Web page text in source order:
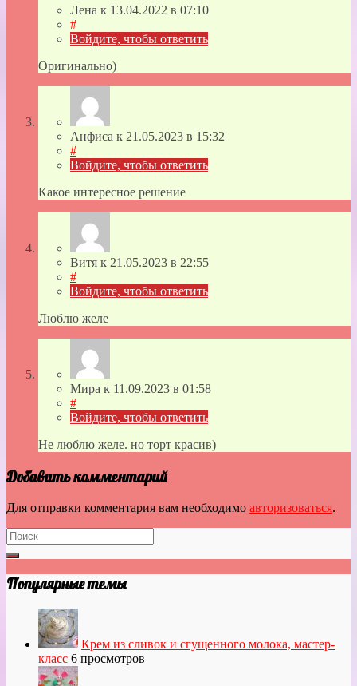
Лена к 13.04.2022 в 07:10
#
Войдите, чтобы ответить
Оригинально)
Анфиса к 21.05.2023 в 15:32
#
Войдите, чтобы ответить
Какое интересное решение
Витя к 21.05.2023 в 22:55
#
Войдите, чтобы ответить
Люблю желе
Мира к 11.09.2023 в 01:58
#
Войдите, чтобы ответить
Не люблю желе. но торт красив)
Добавить комментарий
Для отправки комментария вам необходимо авторизоваться.
Популярные темы
Крем из сливок и сгущенного молока, мастер-
класс 6 просмотров